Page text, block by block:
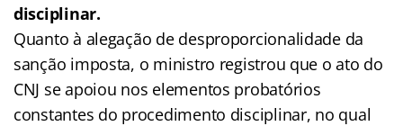
disciplinar.
Quanto à alegação de desproporcionalidade da
sanção imposta, o ministro registrou que o ato do
CNJ se apoiou nos elementos probatórios
constantes do procedimento disciplinar, no qual